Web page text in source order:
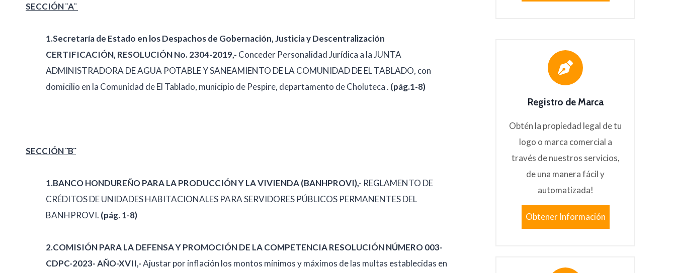
SECCIÓN ¨A¨
1.Secretaría de Estado en los Despachos de Gobernación, Justicia y Descentralización
CERTIFICACIÓN, RESOLUCIÓN No. 2304-2019,- Conceder Personalidad Jurídica a la JUNTA
ADMINISTRADORA DE AGUA POTABLE Y SANEAMIENTO DE LA COMUNIDAD DE EL TABLADO, con
domicilio en la Comunidad de El Tablado, municipio de Pespire, departamento de Choluteca . (pág.1-8)
SECCIÓN ¨B¨
1.BANCO HONDUREÑO PARA LA PRODUCCIÓN Y LA VIVIENDA (BANHPROVI),- REGLAMENTO DE
CRÉDITOS DE UNIDADES HABITACIONALES PARA SERVIDORES PÚBLICOS PERMANENTES DEL
BANHPROVI. (pág. 1-8)
2.COMISIÓN PARA LA DEFENSA Y PROMOCIÓN DE LA COMPETENCIA RESOLUCIÓN NÚMERO 003-
CDPC-2023- AÑO-XVII,-Ajustar por inflación los montos mínimos y máximos de las multas establecidas en
Registro de Marca
Obtén la propiedad legal de tu
logo o marca comercial a
través de nuestros servicios,
de una manera fácil y
automatizada!
Obtener Información